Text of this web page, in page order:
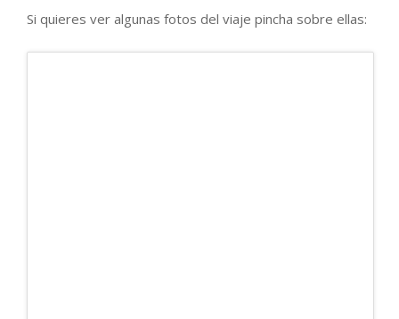
Si quieres ver algunas fotos del viaje pincha sobre ellas: